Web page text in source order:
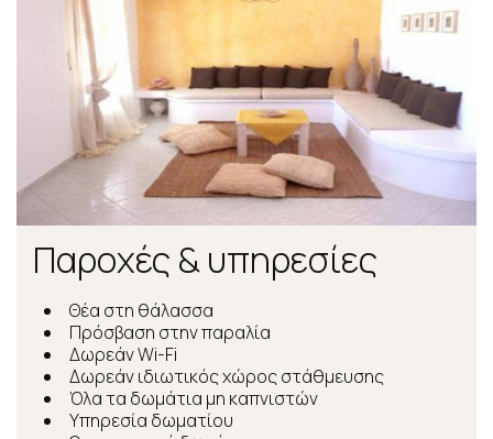
Παροχές & υπηρεσίες
Θέα στη θάλασσα
Πρόσβαση στην παραλία
Δωρεάν Wi-Fi
Δωρεάν ιδιωτικός χώρος στάθμευσης
Όλα τα δωμάτια μη καπνιστών
Υπηρεσία δωματίου